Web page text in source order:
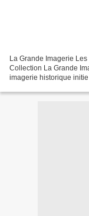
La Grande Imagerie
Collection La Grande
imagerie historique